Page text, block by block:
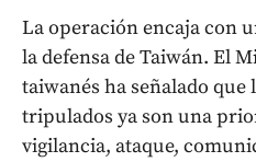
La operación encaja con
la defensa de Taiwán. El
taiwanés ha señalado que
tripulados ya son una
vigilancia, ataque,